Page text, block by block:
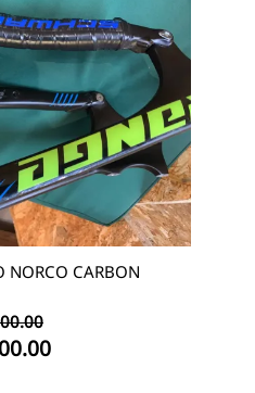
NORCO CARBON